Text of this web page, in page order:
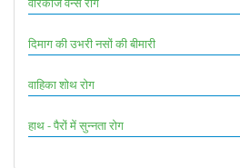
दिमाग की उभरी नसों की बीमारी
वाहिका शोथ रोग
हाथ - पैरों में सुन्नता रोग